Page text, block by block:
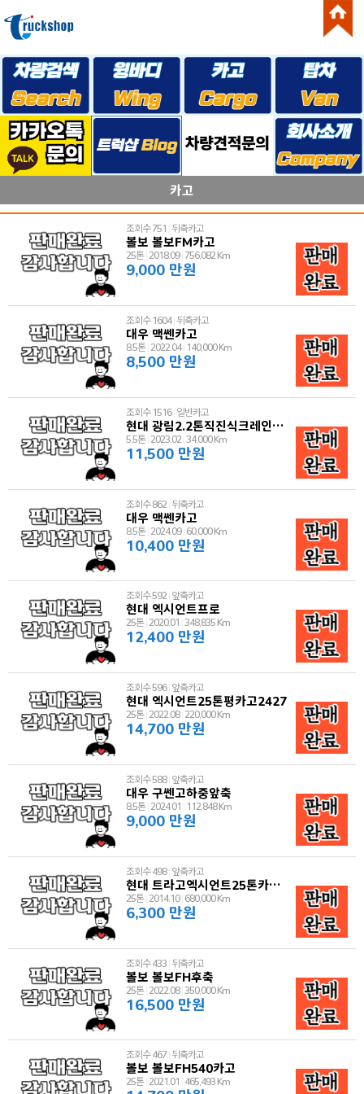
카고
조회수 751 뒤축카고
볼보 볼보FM카고
25톤 2018.09 756,082 Km
9,000 만원
조회수 1604 뒤축카고
대우 맥쎈카고
8.5톤 2022.04 140,000 Km
8,500 만원
조회수 1516 일반카고
현대 광림2.2톤직진식크레인카고트럭
5.5톤 2023.02 34,000 Km
11,500 만원
조회수 862 뒤축카고
대우 맥쎈카고
8.5톤 2024.09 60,000 Km
10,400 만원
조회수 592 앞축카고
현대 엑시언트프로
25톤 2020.01 348,835 Km
12,400 만원
조회수 596 앞축카고
현대 엑시언트25톤평카고2427
25톤 2022.08 220,000 Km
14,700 만원
조회수 588 앞축카고
대우 구쎈고하중앞축
8.5톤 2024.01 112,848 Km
9,000 만원
조회수 498 앞축카고
현대 트라고엑시언트25톤카고8369
25톤 2014.10 680,000 Km
6,300 만원
조회수 433 뒤축카고
볼보 볼보FH후축
25톤 2022.08 350,000 Km
16,500 만원
조회수 467 뒤축카고
볼보 볼보FH540카고
25톤 2021.01 465,493 Km